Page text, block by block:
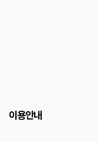
이용안내